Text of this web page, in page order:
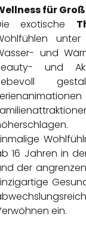
für
exotische
und
und
16 Jahren in
der
ein.